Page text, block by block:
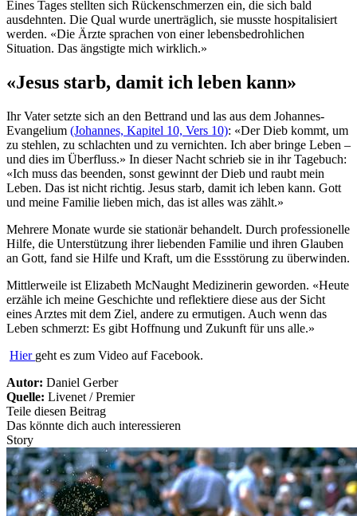
Eines Tages stellten sich Rückenschmerzen ein, die sich bald
ausdehnten. Die Qual wurde unerträglich, sie musste hospitalisiert
werden. «Die Ärzte sprachen von einer lebensbedrohlichen
Situation. Das ängstigte mich wirklich.»
«Jesus starb, damit ich leben kann»
Ihr Vater setzte sich an den Bettrand und las aus dem Johannes-
Evangelium (Johannes, Kapitel 10, Vers 10): «Der Dieb kommt, um
zu stehlen, zu schlachten und zu vernichten. Ich aber bringe Leben –
und dies im Überfluss.» In dieser Nacht schrieb sie in ihr Tagebuch:
«Ich muss das beenden, sonst gewinnt der Dieb und raubt mein
Leben. Das ist nicht richtig. Jesus starb, damit ich leben kann. Gott
und meine Familie lieben mich, das ist alles was zählt.»
Mehrere Monate wurde sie stationär behandelt. Durch professionelle
Hilfe, die Unterstützung ihrer liebenden Familie und ihren Glauben
an Gott, fand sie Hilfe und Kraft, um die Essstörung zu überwinden.
Mittlerweile ist Elizabeth McNaught Medizinerin geworden. «Heute
erzähle ich meine Geschichte und reflektiere diese aus der Sicht
eines Arztes mit dem Ziel, andere zu ermutigen. Auch wenn das
Leben schmerzt: Es gibt Hoffnung und Zukunft für uns alle.»
Hier geht es zum Video auf Facebook.
Autor: Daniel Gerber
Quelle: Livenet / Premier
Teile diesen Beitrag
Das könnte dich auch interessieren
Story